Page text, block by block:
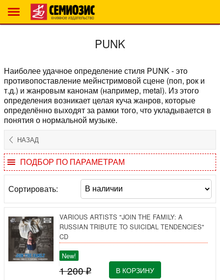
PUNK
Наиболее удачное определение стиля PUNK - это
противопоставление мейнстримовой сцене (поп, рок и
т.д.) и жанровым канонам (например, metal). Из этого
определения возникает целая куча жанров, которые
определённо выходят за рамки того, что укладывается в
понятия о нормальной музыке.
НАЗАД
ПОДБОР ПО ПАРАМЕТРАМ
Цена
от до руб.
SEALED
Сортировать:
VARIOUS ARTISTS "JOIN THE FAMILY: A
RUSSIAN TRIBUTE TO SUICIDAL TENDENCIES"
CD
New!
1 200₽